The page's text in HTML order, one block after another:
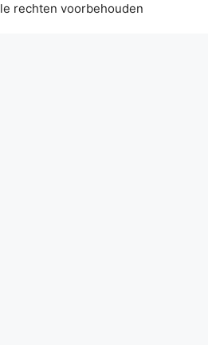
rechten voorbehouden